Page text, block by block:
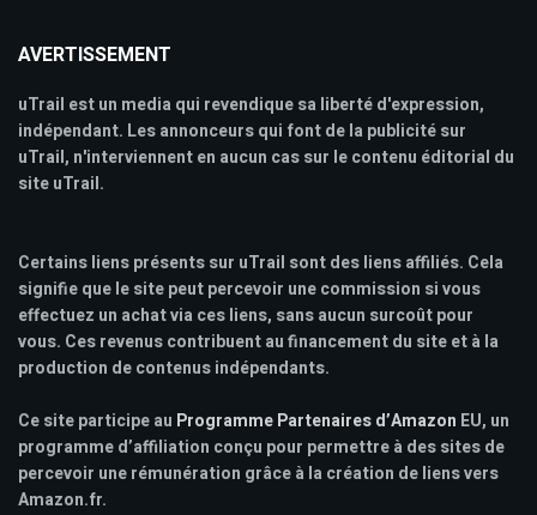
AVERTISSEMENT
uTrail est un media qui revendique sa liberté d'expression,
indépendant. Les annonceurs qui font de la publicité sur
uTrail, n'interviennent en aucun cas sur le contenu éditorial du
site uTrail.
Certains liens présents sur uTrail sont des liens affiliés. Cela
signifie que le site peut percevoir une commission si vous
effectuez un achat via ces liens, sans aucun surcoût pour
vous. Ces revenus contribuent au financement du site et à la
production de contenus indépendants.
Ce site participe au Programme Partenaires d’Amazon EU, un
programme d’affiliation conçu pour permettre à des sites de
percevoir une rémunération grâce à la création de liens vers
Amazon.fr.